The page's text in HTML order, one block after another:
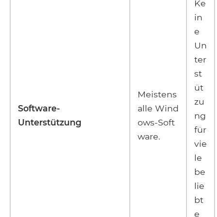
Software-
Unterstützung
Meistens
alle Wind
ows-Soft
ware.
Ke
in
e
Un
ter
st
üt
zu
ng
für
vie
le
be
lie
bt
e